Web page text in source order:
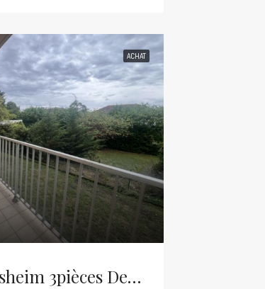
ACHAT
VENDU Habsheim 3pièces De 70m²